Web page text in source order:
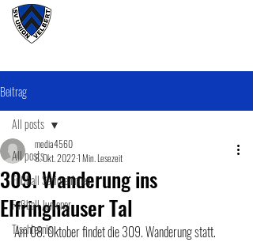
Beitrag
All posts
Fußball SeniorenInnen
Fußball Junioner
Tischtennis
All posts
309. Wanderung ins
Elfringhauser Tal
media4560
8. Okt. 20221 Min. Lesezeit
Am 08. Oktober findet die 309. Wanderung statt.